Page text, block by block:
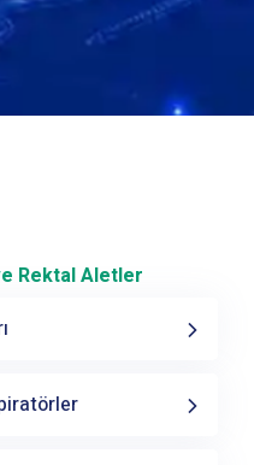
Rektal Aletler